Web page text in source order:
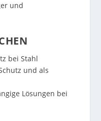
und
bei Stahl
und als
Lösungen bei